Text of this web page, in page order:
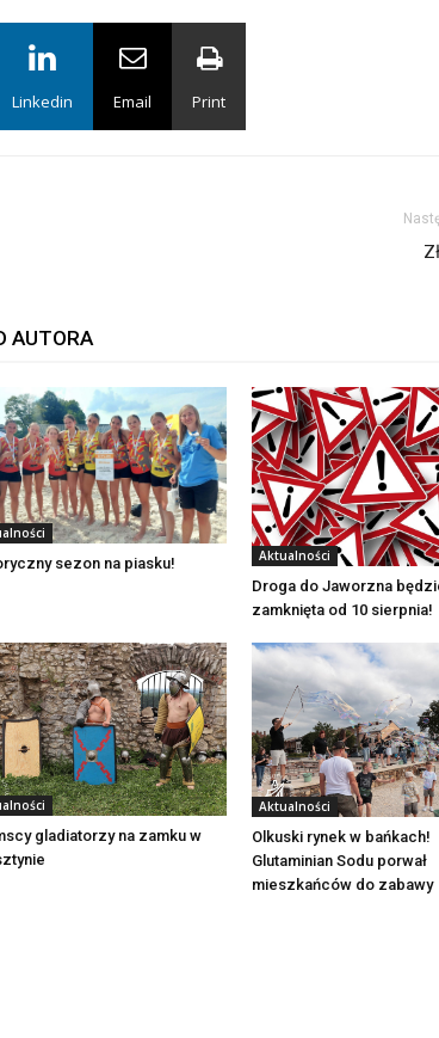
Linkedin Email Print
AUTORA
sezon na piasku! Aktualności
Droga do Jaworzna
zamknięta od 10 sierpnia!
gladiatorzy na zamku w
Aktualności
Olkuski rynek w bańkach!
Glutaminian Sodu porwał
mieszkańców do zabawy